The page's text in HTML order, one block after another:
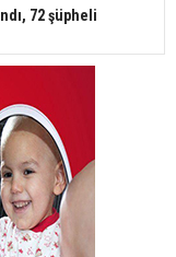
72 şüpheli